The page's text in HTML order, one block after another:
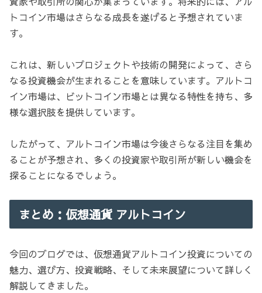
トコイン市場はさらなる成長を遂げると予想されていま
す。
これは、新しいプロジェクトや技術の開発によって、さら
なる投資機会が生まれることを意味しています。アルトコ
イン市場は、ビットコイン市場とは異なる特性を持ち、多
様な選択肢を提供しています。
したがって、アルトコイン市場は今後さらなる注目を集め
ることが予想され、多くの投資家や取引所が新しい機会を
探ることになるでしょう。
まとめ：仮想通貨 アルトコイン
今回のブログでは、仮想通貨アルトコイン投資についての
魅力、選び方、投資戦略、そして未来展望について詳しく
解説してきました。